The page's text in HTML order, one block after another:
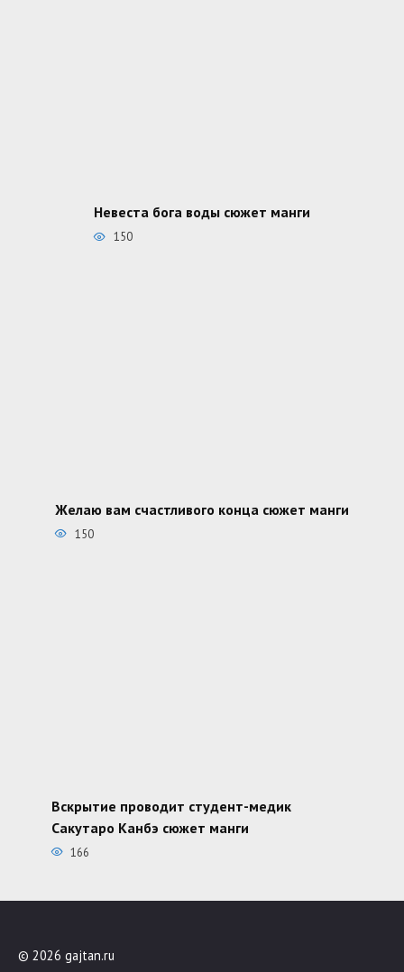
Невеста бога воды сюжет манги
150
Желаю вам счастливого конца сюжет манги
150
Вскрытие проводит студент-медик
Сакутаро Канбэ сюжет манги
166
© 2026 gajtan.ru